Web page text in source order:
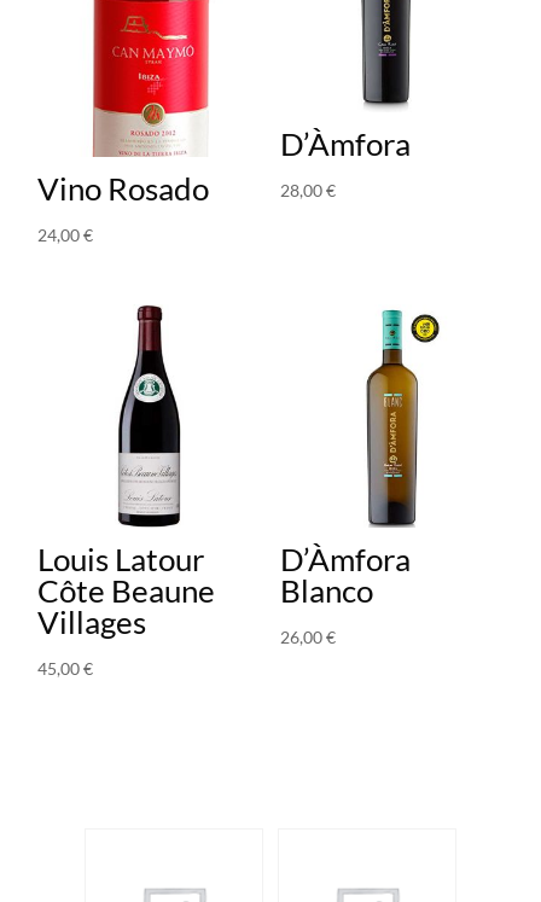
Vino Rosado
24,00€
D’Àmfora
28,00€
Louis Latour
Côte Beaune
Villages
45,00€
D’Àmfora
Blanco
26,00€